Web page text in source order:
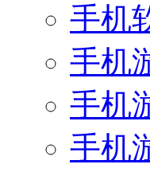
手机
手机
手机
手机